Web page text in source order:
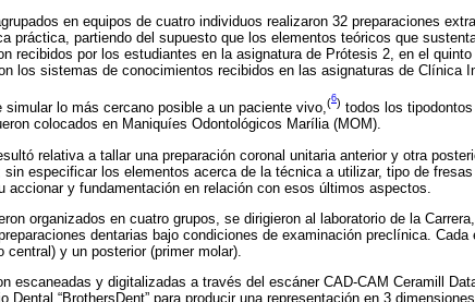
en equipos de cuatro individuos realizaron 32 preparaciones
práctica, partiendo del supuesto que los elementos teóricos que
recibidos por los estudiantes en la asignatura de Prótesis 2, en el
los sistemas de conocimientos recibidos en las asignaturas de Clínica
simular lo más cercano posible a un paciente vivo,(6) todos los
colocados en Maniquíes Odontológicos Marília (MOM).
relativa a tallar una preparación coronal unitaria anterior y otra
especificar los elementos acerca de la técnica a utilizar, tipo de
accionar y fundamentación en relación con esos últimos aspectos.
organizados en cuatro grupos, se dirigieron al laboratorio de la
dentarias bajo condiciones de examinación preclínica.
central) y un posterior (primer molar).
escaneadas y digitalizadas a través del escáner CAD-CAM Ceramill
Dental “BrothersDent” para producir una representación en 3